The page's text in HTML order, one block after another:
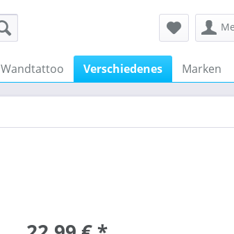
Wandtattoo Verschiedenes Marken